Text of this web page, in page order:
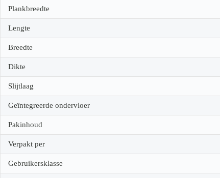
Plankbreedte
Lengte
Breedte
Dikte
Slijtlaag
Geïntegreerde ondervloer
Pakinhoud
Verpakt per
Gebruikersklasse